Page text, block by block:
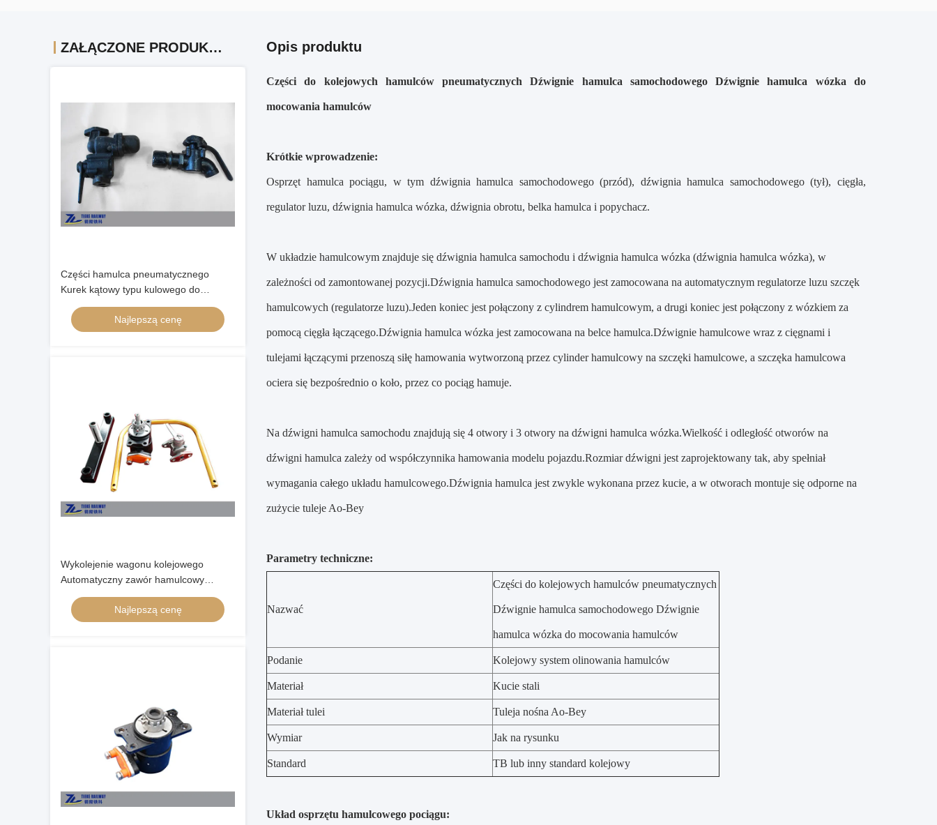
ZAŁĄCZONE PRODUKTY
Części hamulca pneumatycznego
Kurek kątowy typu kulowego do
wagonów kolejowych lokomotywy
Najlepszą cenę
Wykolejenie wagonu kolejowego
Automatyczny zawór hamulcowy
Mechaniczne działanie szyny 54 kg / M
Najlepszą cenę
Opis produktu
Części do kolejowych hamulców pneumatycznych Dźwignie hamulca samochodowego Dźwignie hamulca wózka do
mocowania hamulców
Krótkie wprowadzenie:
Osprzęt hamulca pociągu, w tym dźwignia hamulca samochodowego (przód), dźwignia hamulca samochodowego (tył), cięgła,
regulator luzu, dźwignia hamulca wózka, dźwignia obrotu, belka hamulca i popychacz.
W układzie hamulcowym znajduje się dźwignia hamulca samochodu i dźwignia hamulca wózka (dźwignia hamulca wózka), w
zależności od zamontowanej pozycji.Dźwignia hamulca samochodowego jest zamocowana na automatycznym regulatorze luzu szczęk
hamulcowych (regulatorze luzu).Jeden koniec jest połączony z cylindrem hamulcowym, a drugi koniec jest połączony z wózkiem za
pomocą cięgła łączącego.Dźwignia hamulca wózka jest zamocowana na belce hamulca.Dźwignie hamulcowe wraz z cięgnami i
tulejami łączącymi przenoszą siłę hamowania wytworzoną przez cylinder hamulcowy na szczęki hamulcowe, a szczęka hamulcowa
ociera się bezpośrednio o koło, przez co pociąg hamuje.
Na dźwigni hamulca samochodu znajdują się 4 otwory i 3 otwory na dźwigni hamulca wózka.Wielkość i odległość otworów na
dźwigni hamulca zależy od współczynnika hamowania modelu pojazdu.Rozmiar dźwigni jest zaprojektowany tak, aby spełniał
wymagania całego układu hamulcowego.Dźwignia hamulca jest zwykle wykonana przez kucie, a w otworach montuje się odporne na
zużycie tuleje Ao-Bey
Parametry techniczne:
Nazwać
Części do kolejowych hamulców pneumatycznych
Dźwignie hamulca samochodowego Dźwignie
hamulca wózka do mocowania hamulców
Podanie Kolejowy system olinowania hamulców
Materiał Kucie stali
Materiał tulei Tuleja nośna Ao-Bey
Wymiar Jak na rysunku
Standard TB lub inny standard kolejowy
Układ osprzętu hamulcowego pociągu: